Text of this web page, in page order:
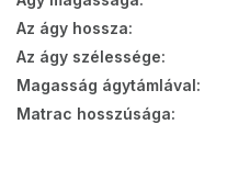
Az ágy hossza:
Az ágy szélessége:
Magasság ágytámlával:
Matrac hosszúsága: